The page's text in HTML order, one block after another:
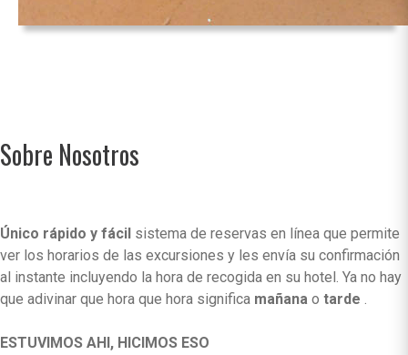
Sobre Nosotros
Único rápido y fácil sistema de reservas en línea que permite
ver los horarios de las excursiones y les envía su confirmación
al instante incluyendo la hora de recogida en su hotel. Ya no hay
que adivinar que hora que hora significa mañana o tarde .
ESTUVIMOS AHI, HICIMOS ESO